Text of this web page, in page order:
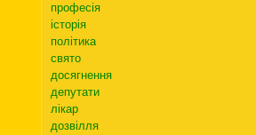
професія
історія
політика
свято
досягнення
депутати
лікар
дозвілля